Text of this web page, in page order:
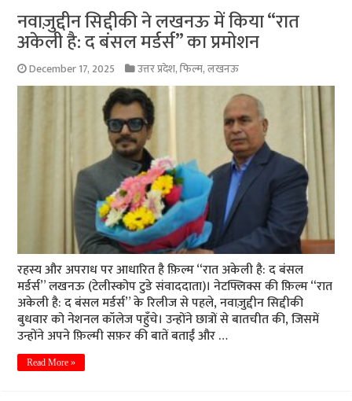
नवाज़ुद्दीन सिद्दीकी ने लखनऊ में किया “रात
अकेली है: द बंसल मर्डर्स” का प्रमोशन
December 17, 2025 उत्तर प्रदेश,फिल्म,लखनऊ
रहस्य और अपराध पर आधारित है फ़िल्म “रात अकेली है: द बंसल
मर्डर्स” लखनऊ (टेलीस्कोप टुडे संवाददाता)। नेटफ्लिक्स की फ़िल्म “रात
अकेली है: द बंसल मर्डर्स” के रिलीज से पहले, नवाज़ुद्दीन सिद्दीकी
बुधवार को नेशनल कॉलेज पहुँचे। उन्होंने छात्रों से बातचीत की, जिसमें
उन्होंने अपने फ़िल्मी सफ़र की बातें बताईं और …
Read More »